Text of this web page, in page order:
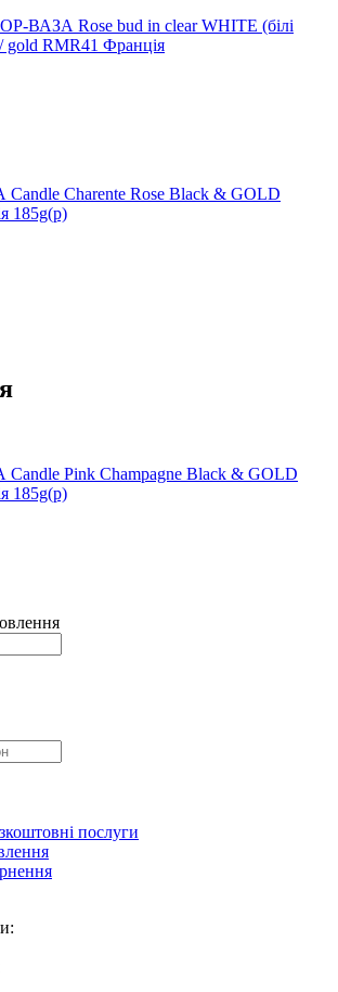
ВАЗА Rose bud in clear WHITE (білі
gold RMR41 Франція
Charente Rose Black & GOLD
185g(р)
Pink Champagne Black & GOLD
185g(р)
послуги